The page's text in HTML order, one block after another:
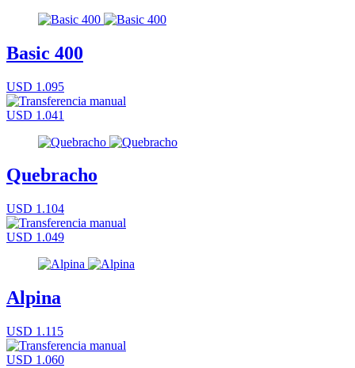
Basic 400
USD 1.095
USD 1.041
Quebracho
USD 1.104
USD 1.049
Alpina
USD 1.115
USD 1.060